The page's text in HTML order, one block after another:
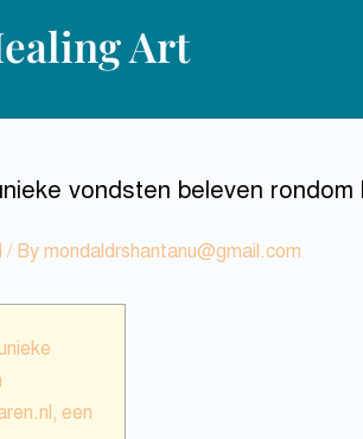
Art
vondsten beleven
/ By mondaldrshantanu@gmail.com
een